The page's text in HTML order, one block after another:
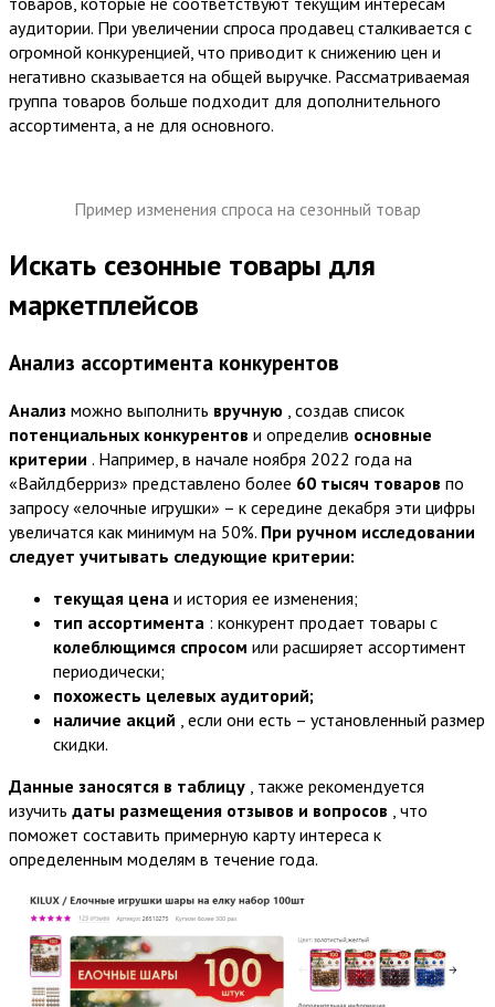
аудитории. При увеличении спроса продавец сталкивается с
огромной конкуренцией, что приводит к снижению цен и
негативно сказывается на общей выручке. Рассматриваемая
группа товаров больше подходит для дополнительного
ассортимента, а не для основного.
Пример изменения спроса на сезонный товар
Искать сезонные товары для
маркетплейсов
Анализ ассортимента конкурентов
Анализ можно выполнить вручную , создав список
потенциальных конкурентов и определив основные
критерии . Например, в начале ноября 2022 года на
«Вайлдберриз» представлено более 60 тысяч товаров по
запросу «елочные игрушки» – к середине декабря эти цифры
увеличатся как минимум на 50%. При ручном исследовании
следует учитывать следующие критерии:
текущая цена и история ее изменения;
тип ассортимента : конкурент продает товары с
колеблющимся спросом или расширяет ассортимент
периодически;
похожесть целевых аудиторий;
наличие акций , если они есть – установленный размер
скидки.
Данные заносятся в таблицу , также рекомендуется
изучить даты размещения отзывов и вопросов , что
поможет составить примерную карту интереса к
определенным моделям в течение года.